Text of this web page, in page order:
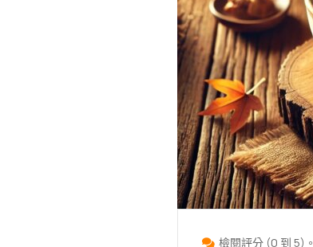
檢閱評分 (0 到 5)。